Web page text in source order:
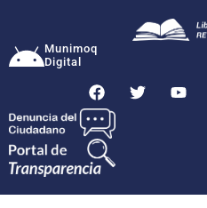
Munimoq
Digital